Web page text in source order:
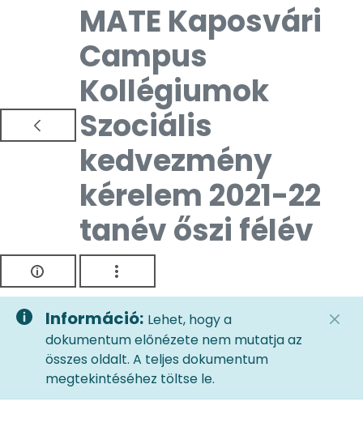
MATE Kaposvári
Campus
Kollégiumok
Szociális
kedvezmény
kérelem 2021-22
tanév őszi félév
Információ: Lehet, hogy a
dokumentum előnézete nem mutatja az
összes oldalt. A teljes dokumentum
megtekintéséhez töltse le.